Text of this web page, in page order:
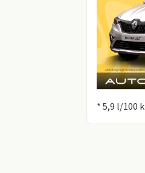
* 5,9 l/100